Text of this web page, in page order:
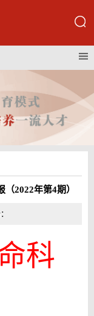
2022年第4期）
科